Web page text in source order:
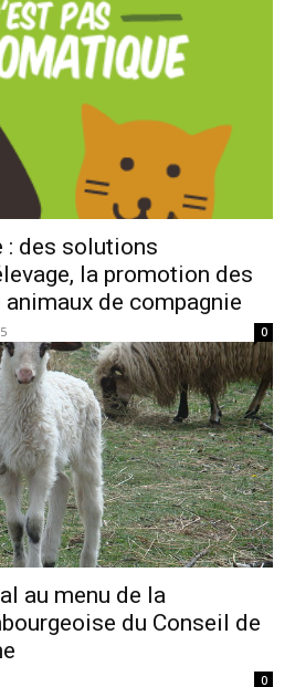
des solutions
la promotion des
de compagnie
0
au menu de la
du Conseil de
0